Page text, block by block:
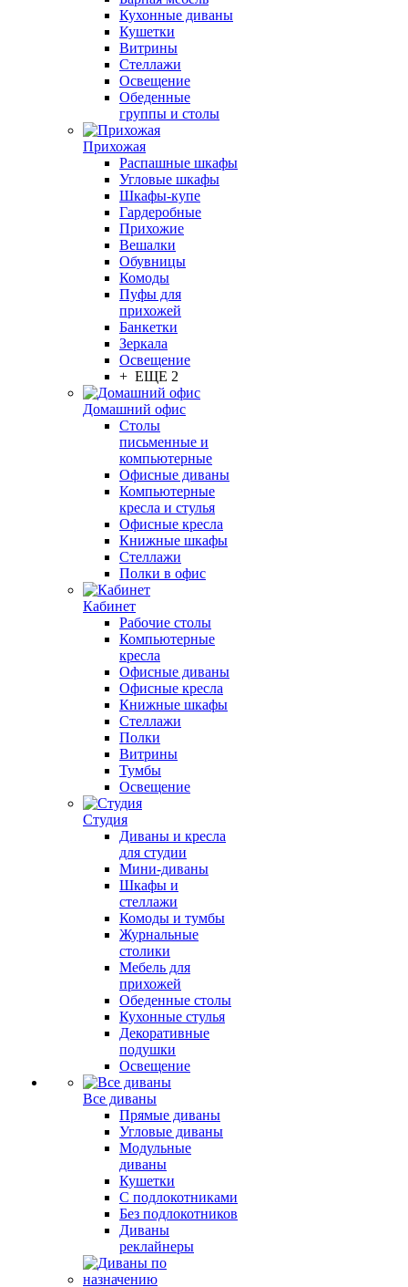
Кухонные диваны
Кушетки
Витрины
Стеллажи
Освещение
Обеденные
группы и столы
Прихожая
Распашные шкафы
Угловые шкафы
Шкафы-купе
Гардеробные
Прихожие
Вешалки
Обувницы
Комоды
Пуфы для
прихожей
Банкетки
Зеркала
Освещение
+ ЕЩЕ 2
Домашний офис
Столы
письменные и
компьютерные
Офисные диваны
Компьютерные
кресла и стулья
Офисные кресла
Книжные шкафы
Стеллажи
Полки в офис
Кабинет
Рабочие столы
Компьютерные
кресла
Офисные диваны
Офисные кресла
Книжные шкафы
Стеллажи
Полки
Витрины
Тумбы
Освещение
Студия
Диваны и кресла
для студии
Мини-диваны
Шкафы и
стеллажи
Комоды и тумбы
Журнальные
столики
Мебель для
прихожей
Обеденные столы
Кухонные стулья
Декоративные
подушки
Освещение
Все диваны
Прямые диваны
Угловые диваны
Модульные
диваны
Кушетки
С подлокотниками
Без подлокотников
Диваны
реклайнеры